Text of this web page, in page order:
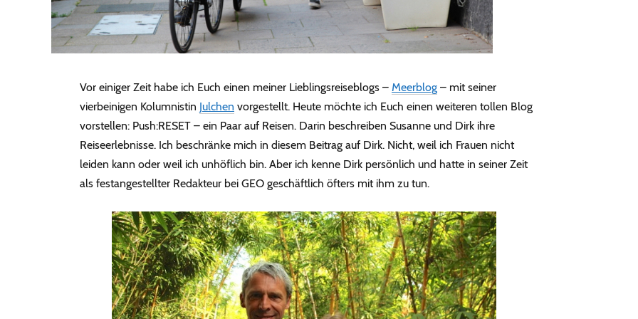
Vor einiger Zeit habe ich Euch einen meiner Lieblingsreiseblogs – Meerblog – mit seiner
vierbeinigen Kolumnistin Julchen vorgestellt. Heute möchte ich Euch einen weiteren tollen Blog
vorstellen: Push:RESET – ein Paar auf Reisen. Darin beschreiben Susanne und Dirk ihre
Reiseerlebnisse. Ich beschränke mich in diesem Beitrag auf Dirk. Nicht, weil ich Frauen nicht
leiden kann oder weil ich unhöflich bin. Aber ich kenne Dirk persönlich und hatte in seiner Zeit
als festangestellter Redakteur bei GEO geschäftlich öfters mit ihm zu tun.